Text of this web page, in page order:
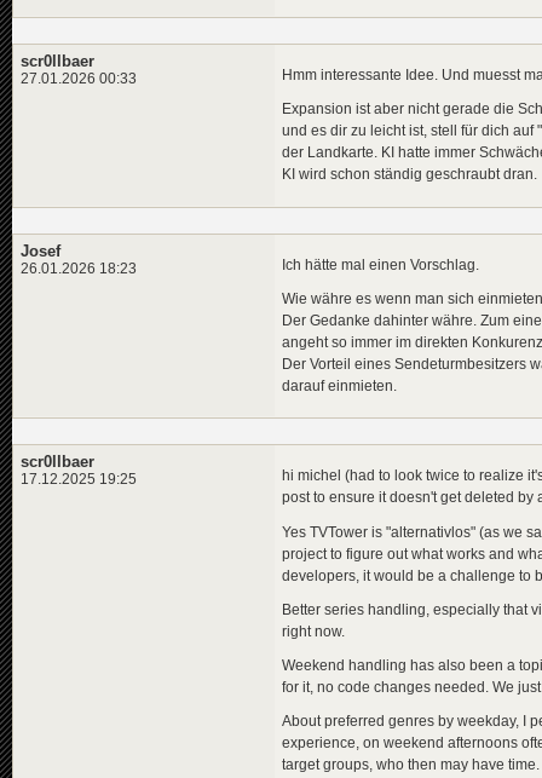
scr0llbaer
27.01.2026 00:33 Hmm interessante Idee. Und muesst
Expansion ist aber nicht gerade die
und es dir zu leicht ist, stell für dich
der Landkarte. KI hatte immer
KI wird schon ständig geschraubt dran.
Josef
26.01.2026 18:23 Ich hätte mal einen Vorschlag.
Wie währe es wenn man sich
Der Gedanke dahinter währe. Zum
angeht so immer im direkten
Der Vorteil eines Sendeturmbesitzers
darauf einmieten.
scr0llbaer
17.12.2025 19:25
hi michel (had to look twice to realize
post to ensure it doesn't get deleted by
Yes TVTower is "alternativlos" (as we
project to figure out what works and
developers, it would be a challenge to
Better series handling, especially that
right now.
Weekend handling has also been a
for it, no code changes needed. We
About preferred genres by weekday, I
experience, on weekend afternoons
target groups, who then may have